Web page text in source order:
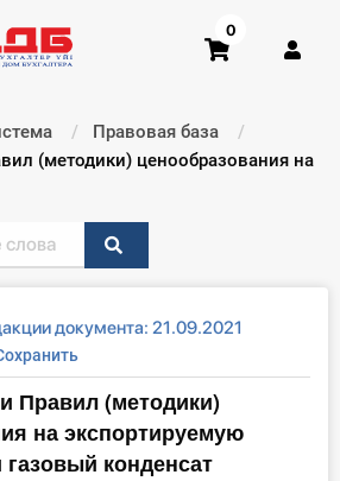
0
Правовая база
(методики) ценообразования на
документа: 21.09.2021
Правил (методики)
на экспортируемую
конденсат